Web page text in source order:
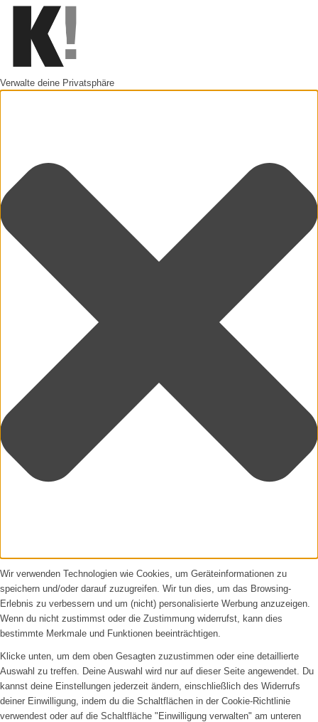
Verwalte deine Privatsphäre
Wir verwenden Technologien wie Cookies, um Geräteinformationen zu
speichern und/oder darauf zuzugreifen. Wir tun dies, um das Browsing-
Erlebnis zu verbessern und um (nicht) personalisierte Werbung anzuzeigen.
Wenn du nicht zustimmst oder die Zustimmung widerrufst, kann dies
bestimmte Merkmale und Funktionen beeinträchtigen.
Klicke unten, um dem oben Gesagten zuzustimmen oder eine detaillierte
Auswahl zu treffen. Deine Auswahl wird nur auf dieser Seite angewendet. Du
kannst deine Einstellungen jederzeit ändern, einschließlich des Widerrufs
deiner Einwilligung, indem du die Schaltflächen in der Cookie-Richtlinie
verwendest oder auf die Schaltfläche "Einwilligung verwalten" am unteren